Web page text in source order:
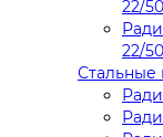
22/
22/
Стальные